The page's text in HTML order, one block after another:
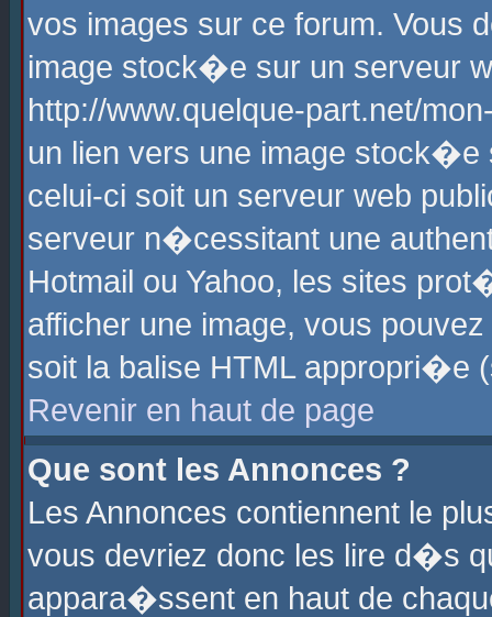
vos images sur ce forum. Vous
image stock�e sur un serveur
http://www.quelque-part.net/
un lien vers une image
celui-ci soit un serveur web
serveur n�cessitant une
Hotmail ou Yahoo, les sites
afficher une image, vous
soit la balise HTML
Revenir en haut de page
Que sont les Annonces ?
Les Annonces contiennent le
vous devriez donc les lire d�s
appara�ssent en haut de